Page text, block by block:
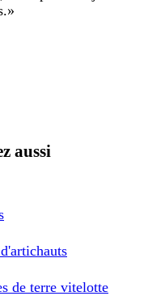
»
aussi
de terre vitelotte